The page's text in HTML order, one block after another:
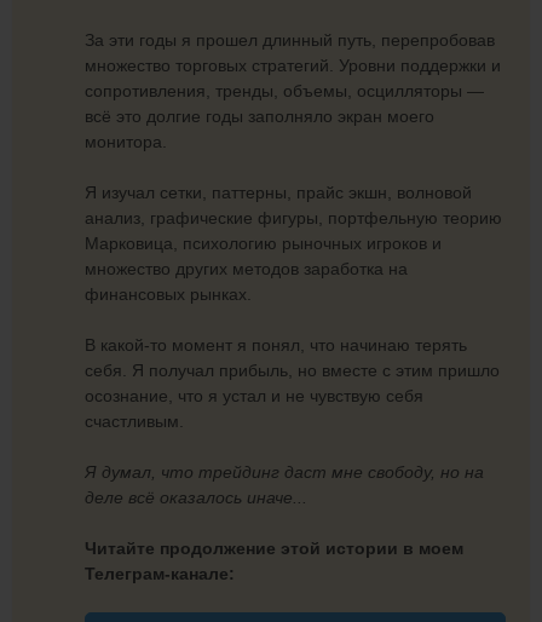
За эти годы я прошел длинный путь, перепробовав
множество торговых стратегий. Уровни поддержки и
сопротивления, тренды, объемы, осцилляторы —
всё это долгие годы заполняло экран моего
монитора.
Я изучал сетки, паттерны, прайс экшн, волновой
анализ, графические фигуры, портфельную теорию
Марковица, психологию рыночных игроков и
множество других методов заработка на
финансовых рынках.
В какой-то момент я понял, что начинаю терять
себя. Я получал прибыль, но вместе с этим пришло
осознание, что я устал и не чувствую себя
счастливым.
Я думал, что трейдинг даст мне свободу, но на
деле всё оказалось иначе...
Читайте продолжение этой истории в моем
Телеграм-канале: